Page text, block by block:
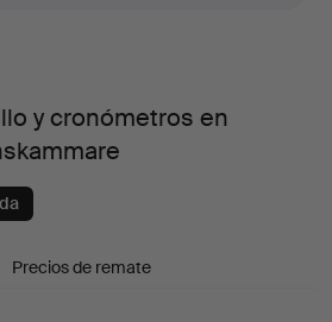
y cronómetros en
Precios de remate